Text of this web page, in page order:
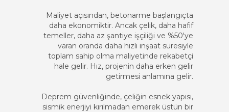
Maliyet açısından, betonarme başlangıçta
daha ekonomiktir. Ancak çelik, daha hafif
temeller, daha az şantiye işçiliği ve %50'ye
varan oranda daha hızlı inşaat süresiyle
toplam sahip olma maliyetinde rekabetçi
hale gelir. Hız, projenin daha erken gelir
getirmesi anlamına gelir.
Deprem güvenliğinde, çeliğin esnek yapısı,
sismik enerjiyi kırılmadan emerek üstün bir